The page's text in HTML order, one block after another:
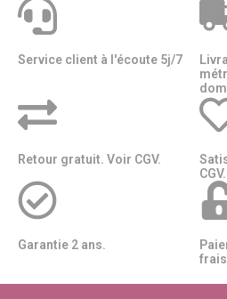
Service client à l'écoute 5j/7
Retour gratuit. Voir CGV.
CGV.
Garantie 2 ans.